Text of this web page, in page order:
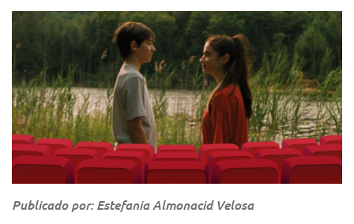
Publicado por: Estefania Almonacid Velosa